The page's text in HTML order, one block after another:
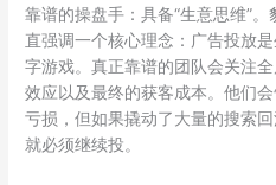
靠谱的操盘手：具备“生意思维”
直强调一个核心理念：广告投放
字游戏。真正靠谱的团队会关注
效应以及最终的获客成本。他们
亏损，但如果撬动了大量的搜索
就必须继续投。